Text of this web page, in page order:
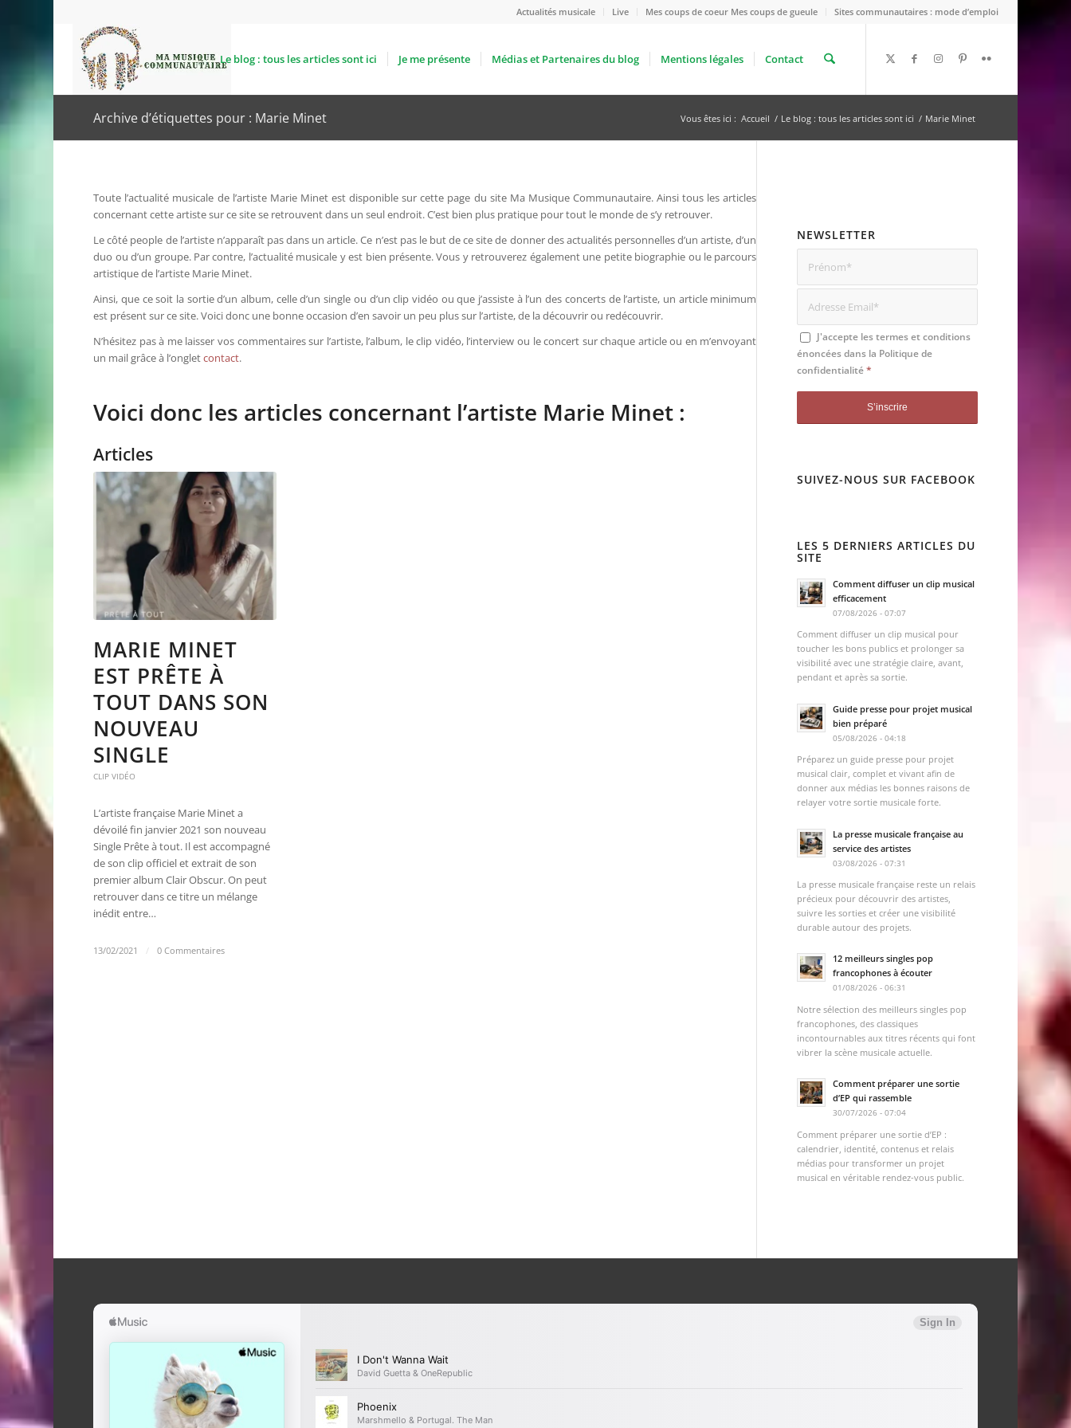
Actualités musicale Live Mes coups de coeur Mes coups de gueule Sites communautaires : mode d’emploi
Le blog : tous les articles sont ici Je me présente Médias et Partenaires du blog Mentions légales Contact
Archive d’étiquettes pour : Marie Minet Vous êtes ici : Accueil / Le blog : tous les articles sont ici / Marie Minet
Toute l’actualité musicale de l’artiste Marie Minet est disponible sur cette page du site Ma Musique Communautaire. Ainsi tous les articles
concernant cette artiste sur ce site se retrouvent dans un seul endroit. C’est bien plus pratique pour tout le monde de s’y retrouver.
Le côté people de l’artiste n’apparaît pas dans un article. Ce n’est pas le but de ce site de donner des actualités personnelles d’un artiste, d’un
duo ou d’un groupe. Par contre, l’actualité musicale y est bien présente. Vous y retrouverez également une petite biographie ou le parcours
artistique de l’artiste Marie Minet.
Ainsi, que ce soit la sortie d’un album, celle d’un single ou d’un clip vidéo ou que j’assiste à l’un des concerts de l’artiste, un article minimum
est présent sur ce site. Voici donc une bonne occasion d’en savoir un peu plus sur l’artiste, de la découvrir ou redécouvrir.
N’hésitez pas à me laisser vos commentaires sur l’artiste, l’album, le clip vidéo, l’interview ou le concert sur chaque article ou en m’envoyant
un mail grâce à l’ongletcontact.
Voici donc les articles concernant l’artiste Marie Minet :
Articles
MARIE MINET
EST PRÊTE À
TOUT DANS SON
NOUVEAU
SINGLE
CLIP VIDÉO
L’artiste française Marie Minet a
dévoilé fin janvier 2021 son nouveau
Single Prête à tout. Il est accompagné
de son clip officiel et extrait de son
premier album Clair Obscur. On peut
retrouver dans ce titre un mélange
inédit entre…
13/02/2021 / 0 Commentaires
NEWSLETTER
J'accepte les termes et conditions
énoncées dans la Politique de
confidentialité*
SUIVEZ-NOUS SUR FACEBOOK
LES 5 DERNIERS ARTICLES DU
SITE
Comment diffuser un clip musical
efficacement
07/08/2026 - 07:07
Comment diffuser un clip musical pour
toucher les bons publics et prolonger sa
visibilité avec une stratégie claire, avant,
pendant et après sa sortie.
Guide presse pour projet musical
bien préparé
05/08/2026 - 04:18
Préparez un guide presse pour projet
musical clair, complet et vivant afin de
donner aux médias les bonnes raisons de
relayer votre sortie musicale forte.
La presse musicale française au
service des artistes
03/08/2026 - 07:31
La presse musicale française reste un relais
précieux pour découvrir des artistes,
suivre les sorties et créer une visibilité
durable autour des projets.
12 meilleurs singles pop
francophones à écouter
01/08/2026 - 06:31
Notre sélection des meilleurs singles pop
francophones, des classiques
incontournables aux titres récents qui font
vibrer la scène musicale actuelle.
Comment préparer une sortie
d’EP qui rassemble
30/07/2026 - 07:04
Comment préparer une sortie d’EP :
calendrier, identité, contenus et relais
médias pour transformer un projet
musical en véritable rendez-vous public.